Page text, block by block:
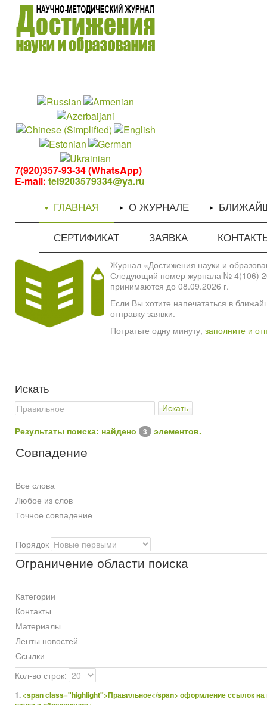
7(920)357-93-34 (WhatsApp)
E-mail: tel9203579334@ya.ru
ГЛАВНАЯ О ЖУРНАЛЕ
СЕРТИФИКАТ ЗАЯВКА
Журнал «Достижения науки и
Следующий номер журнала № 4(106)
принимаются до 08.09.2026 г.
Если Вы хотите напечататься в
отправку заявки.
Потратьте одну минуту, заполните и
Искать
Искать
Результаты поиска: найдено 3 элементов.
Совпадение
Все слова
Любое из слов
Точное совпадение
Порядок
Ограничение области поиска
Категории
Контакты
Материалы
Ленты новостей
Ссылки
Кол-во строк:
1. <span class="highlight">Правильное</span> оформление ссылок